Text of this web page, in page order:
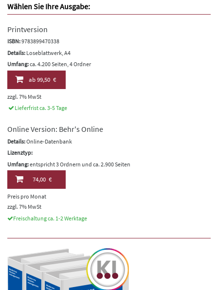
Wählen Sie Ihre Ausgabe:
Printversion
ISBN:9783899470338
Details: Loseblattwerk, A4
Umfang:ca. 4.200 Seiten, 4 Ordner
ab99,50 €
zzgl. 7% MwSt
Lieferfrist ca. 3-5 Tage
Online Version: Behr's Online
Details:Online-Datenbank
Lizenztyp:
Umfang:entspricht 3 Ordnern und ca. 2.900 Seiten
74,00 €
Preis pro Monat
zzgl. 7% MwSt
Freischaltung ca. 1-2 Werktage